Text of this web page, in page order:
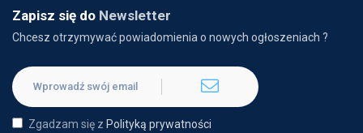
Zapisz się do Newsletter
Chcesz otrzymywać powiadomienia o nowych ogłoszeniach ?
Zgadzam się z Polityką prywatności